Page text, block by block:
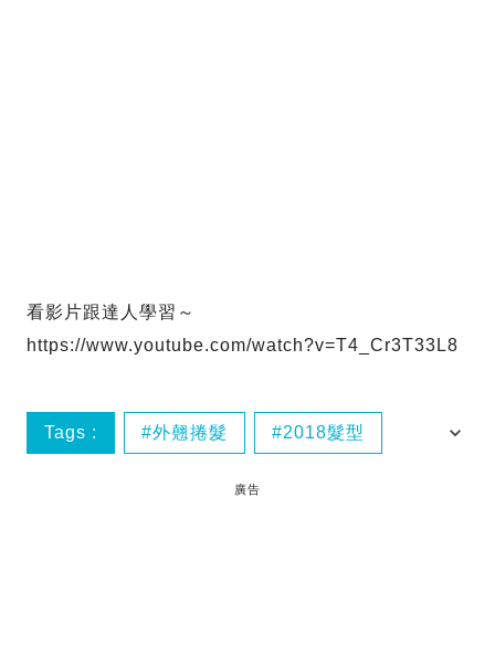
看影片跟達人學習～
https://www.youtube.com/watch?v=T4_Cr3T33L8
Tags : 外翹捲髮 2018髮型
古典頭廣告